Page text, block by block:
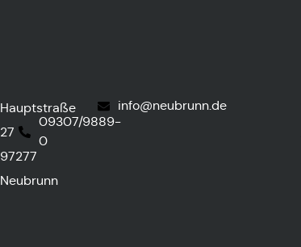
Hauptstraße
27
97277
Neubrunn
09307/9889-
0
info@neubrunn.de